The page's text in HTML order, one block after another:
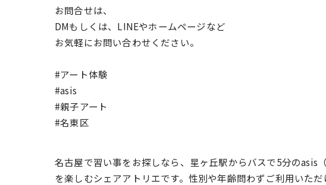
お問合せは、
DMもしくは、LINEやホームページなど
お気軽にお問い合わせください。
#アート体験
#asis
#親子アート
#名東区
名古屋で習い事をお探しなら、星ヶ丘駅からバスで5分のasis
を楽しむシェアアトリエです。性別や年齢問わずご利用いた